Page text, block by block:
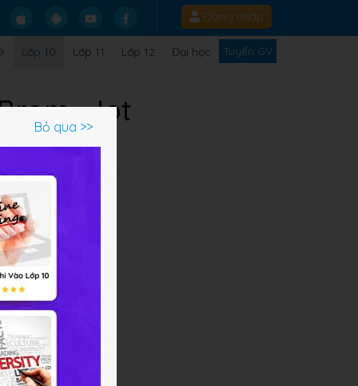
Đăng nhập
Lớp 10 Lớp 11 Lớp 12 Đại học Tuyển GV
- Iot
Bỏ qua >>